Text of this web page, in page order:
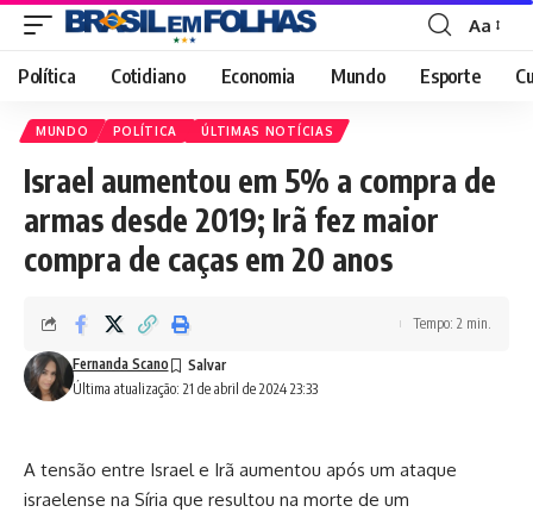
Font
Resizer
Aa
Política Cotidiano Economia Mundo Esporte
MUNDO POLÍTICA ÚLTIMAS NOTÍCIAS
Israel aumentou em 5% a compra de
armas desde 2019; Irã fez maior
compra de caças em 20 anos
Última atualização: 21 de abril de 2024 23:33
Fernanda Scano
Tempo: 2 min.
A tensão entre Israel e Irã aumentou após um ataque
israelense na Síria que resultou na morte de um